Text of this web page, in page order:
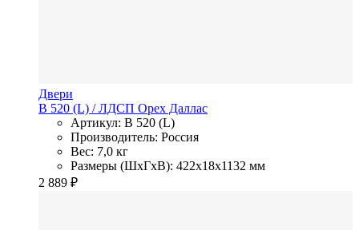
Двери
В 520 (L) / ЛДСП Орех Даллас
Артикул: В 520 (L)
Производитель: Россия
Вес: 7,0 кг
Размеры (ШхГхВ): 422x18x1132 мм
2 889 ₽